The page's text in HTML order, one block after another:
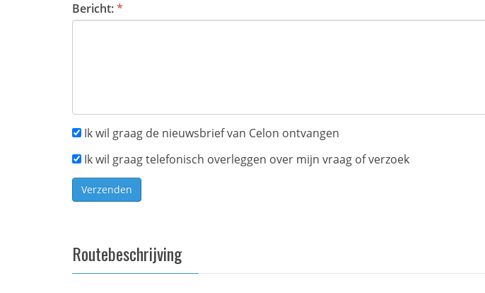
Bericht:*
Ik wil graag de nieuwsbrief van Celon ontvangen
Ik wil graag telefonisch overleggen over mijn vraag of verzoek
Verzenden
Routebeschrijving